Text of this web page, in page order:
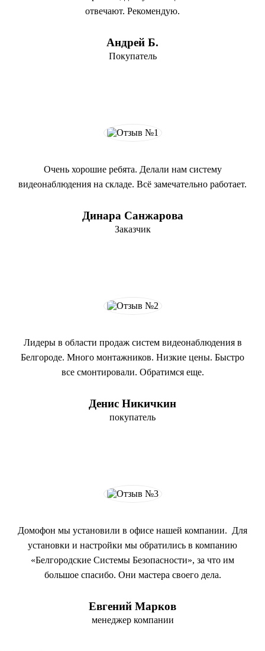
отвечают. Рекомендую.
Андрей Б.
Покупатель
Очень хорошие ребята. Делали нам систему
видеонаблюдения на складе. Всё замечательно работает.
Динара Санжарова
Заказчик
Лидеры в области продаж систем видеонаблюдения в
Белгороде. Много монтажников. Низкие цены. Быстро
все смонтировали. Обратимся еще.
Денис Никичкин
покупатель
Домофон мы установили в офисе нашей компании. Для
установки и настройки мы обратились в компанию
«Белгородские Системы Безопасности», за что им
большое спасибо. Они мастера своего дела.
Евгений Марков
менеджер компании